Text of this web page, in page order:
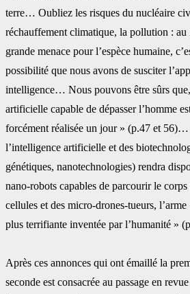
terre… Oubliez les risques ‎du nucléaire
réchauffement climatique, la pollution :
grande menace pour l’espèce humaine,
possibilité que nous avons ‎de susciter
intelligence… Nous pouvons être sûrs
artificielle capable de dépasser l’homme
forcément ‎réalisée un jour » (p.47 et
l’intelligence artificielle et des
génétiques, nanotechnologies) rendra
nano-robots capables de parcourir le
cellules et des ‎micro-drones-tueurs,
plus terrifiante inventée par l’humanité »
Après ces annonces qui ont émaillé la
seconde est consacrée au ‎passage en